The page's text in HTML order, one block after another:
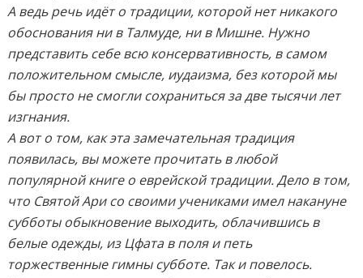
А ведь речь идёт о традиции, которой нет никакого
обоснования ни в Талмуде, ни в Мишне. Нужно
представить себе всю консервативность, в самом
положительном смысле, иудаизма, без которой мы
бы просто не смогли сохраниться за две тысячи лет
изгнания.
А вот о том, как эта замечательная традиция
появилась, вы можете прочитать в любой
популярной книге о еврейской традиции. Дело в том,
что Святой Ари со своими учениками имел накануне
субботы обыкновение выходить, облачившись в
белые одежды, из Цфата в поля и петь
торжественные гимны субботе. Так и повелось.